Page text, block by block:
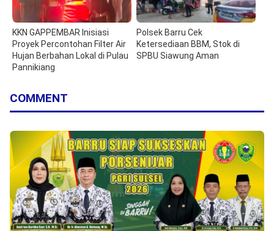
KKN GAPPEMBAR Inisiasi
Proyek Percontohan Filter Air
Hujan Berbahan Lokal di Pulau
Pannikiang
Polsek Barru Cek
Ketersediaan BBM, Stok di
SPBU Siawung Aman
COMMENT